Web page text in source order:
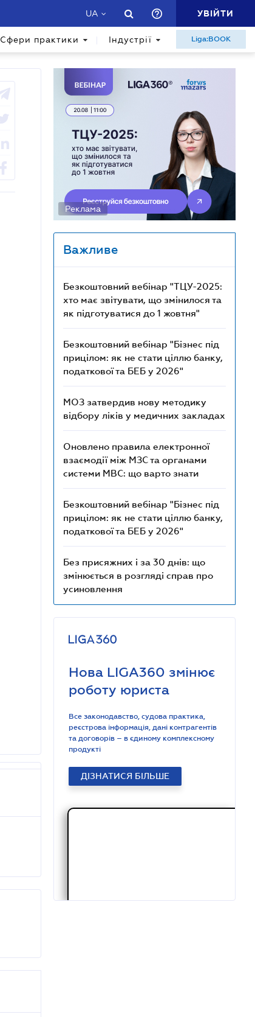
UA УВІЙТИ
Сфери практики Індустрії Liga:BOOK
Реклама
Важливе
Безкоштовний вебінар "ТЦУ-2025:
хто має звітувати, що змінилося та
як підготуватися до 1 жовтня"
Безкоштовний вебінар "Бізнес під
прицілом: як не стати ціллю банку,
податкової та БЕБ у 2026"
МОЗ затвердив нову методику
відбору ліків у медичних закладах
Оновлено правила електронної
взаємодії між МЗС та органами
системи МВС: що варто знати
Безкоштовний вебінар "Бізнес під
прицілом: як не стати ціллю банку,
податкової та БЕБ у 2026"
Без присяжних і за 30 днів: що
змінюється в розгляді справ про
усиновлення
Нова LIGA360 змінює
роботу юриста
Все законодавство, судова практика,
реєстрова інформація, дані контрагентів
та договорів – в єдиному комплексному
продукті
ДІЗНАТИСЯ БІЛЬШЕ